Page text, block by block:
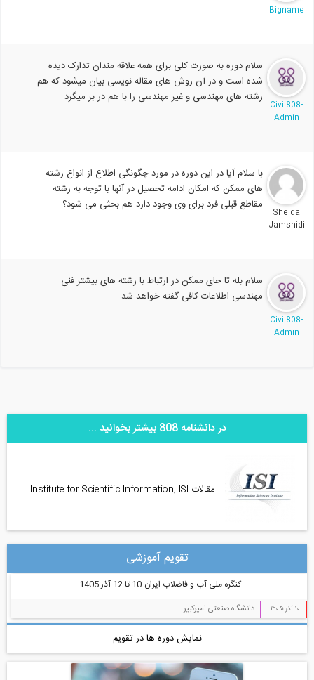
Bigname
سلام دوره به صورت کلی برای همه علاقه مندان تدارک دیده
شده است و در آن روش های مقاله نویسی بیان میشود که هم
رشته های مهندسی و غیر مهندسی را با هم در بر میگرد
Civil808-
Admin
با سلام.آیا در این دوره در مورد چگونگی اطلاع از انواع رشته
های ممکن که امکان ادامه تحصیل در آنها با توجه به رشته
مقاطع قبلی فرد برای وی وجود دارد هم بحثی می شود؟
Sheida
Jamshidi
سلام بله تا حای ممکن در ارتباط با رشته های بیشتر فنی
مهندسی اطلاعات کافی گفته خواهد شد
Civil808-
Admin
در دانشنامه 808 بیشتر بخوانید ...
مقالات Institute for Scientific Information, ISI
تقویم آموزشی
کنگره ملی آب و فاضلاب ایران-10 تا 12 آذر 1405
دانشگاه صنعتی امیرکبیر
نمایش دوره ها در تقویم